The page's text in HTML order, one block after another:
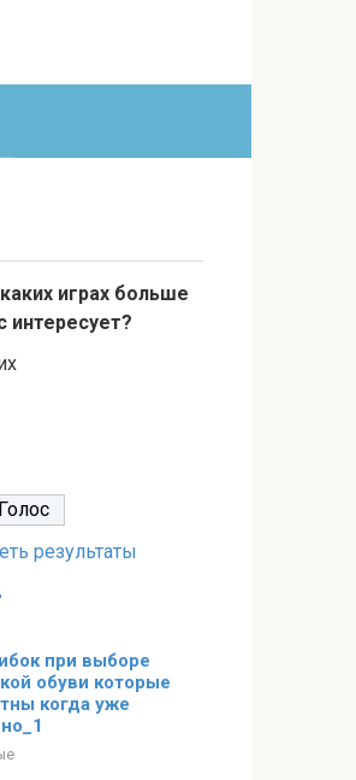
играх больше
интересует?
результаты
при выборе
обуви которые
когда уже